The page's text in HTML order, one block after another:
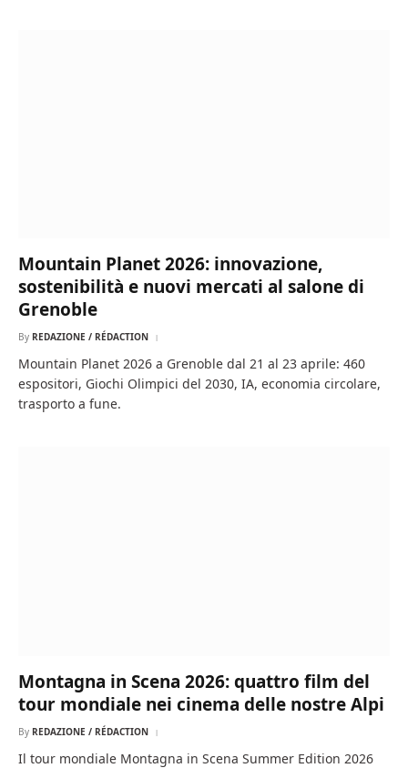
Mountain Planet 2026: innovazione,
sostenibilità e nuovi mercati al salone di
Grenoble
By REDAZIONE / RÉDACTION
Mountain Planet 2026 a Grenoble dal 21 al 23 aprile: 460
espositori, Giochi Olimpici del 2030, IA, economia circolare,
trasporto a fune.
Montagna in Scena 2026: quattro film del
tour mondiale nei cinema delle nostre Alpi
By REDAZIONE / RÉDACTION
Il tour mondiale Montagna in Scena Summer Edition 2026